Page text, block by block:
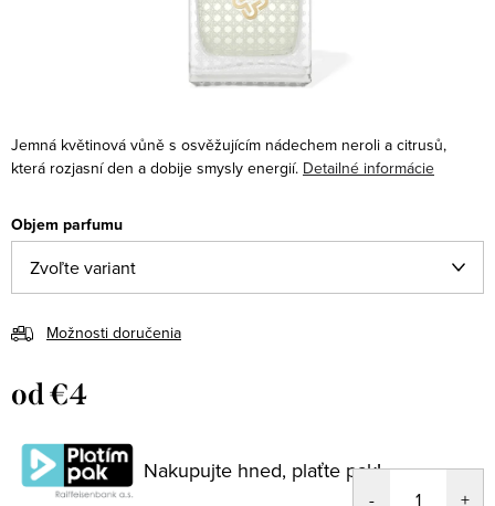
Jemná květinová vůně s osvěžujícím nádechem neroli a citrusů,
která rozjasní den a dobije smysly energií. Detailné informácie
Objem parfumu
Možnosti doručenia
od€4
cena:
Nakupujte hned, plaťte pak!